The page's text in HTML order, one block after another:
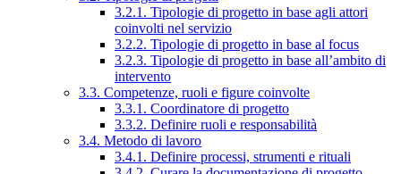
3.2.1. Tipologie di progetto in base agli attori
coinvolti nel servizio
3.2.2. Tipologie di progetto in base al focus
3.2.3. Tipologie di progetto in base all’ambito di
intervento
3.3. Competenze, ruoli e figure coinvolte
3.3.1. Coordinatore di progetto
3.3.2. Definire ruoli e responsabilità
3.4. Metodo di lavoro
3.4.1. Definire processi, strumenti e rituali